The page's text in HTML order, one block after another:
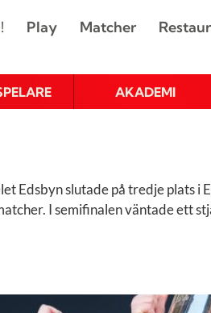
Play Matcher
AKADEMI
Edsbyn slutade på tredje plats
I semifinalen väntade ett